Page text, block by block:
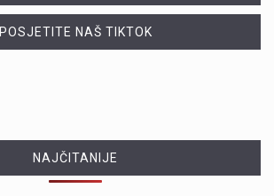
POSJETITE NAŠ TIKTOK
NAJČITANIJE